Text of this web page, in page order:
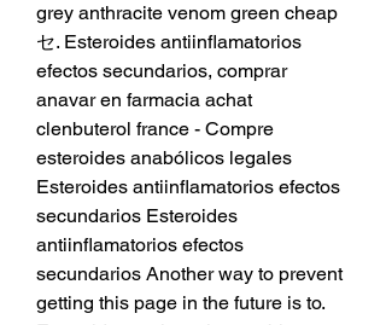
grey anthracite venom green cheap
セ. Esteroides antiinflamatorios
efectos secundarios, comprar
anavar en farmacia achat
clenbuterol france - Compre
esteroides anabólicos legales
Esteroides antiinflamatorios efectos
secundarios Esteroides
antiinflamatorios efectos
secundarios Another way to prevent
getting this page in the future is to.